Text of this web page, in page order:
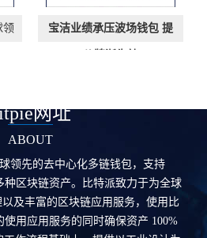
领 宝洁业绩承压波场钱包 提
网址
ABOUT
领先的去中心化多链钱包，支持
种区块链资产。比特派致力于为全球
及丰富的区块链应用服务，使用比
用应用服务的同时确保资产 100%